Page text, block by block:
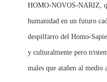
HOMO-NOVOS-NARIZ,
humanidad en un futuro
despilfarro del Homo-
y culturalmente pero
males que atañen al medio